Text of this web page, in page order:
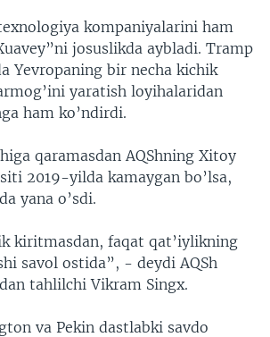
kompaniyalarini ham
josuslikda aybladi. Tramp
Yevropaning bir necha kichik
yaratish loyihalaridan
ham ko’ndirdi.
qaramasdan AQShning Xitoy
2019-yilda kamaygan bo’lsa,
yana o’sdi.
kiritmasdan, faqat qat’iylikning
savol ostida”, - deydi AQSh
tahlilchi Vikram Singx.
va Pekin dastlabki savdo